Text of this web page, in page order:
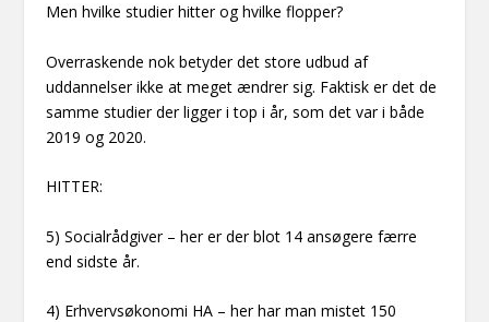
Men hvilke studier hitter og hvilke flopper?
Overraskende nok betyder det store udbud af
uddannelser ikke at meget ændrer sig. Faktisk er det de
samme studier der ligger i top i år, som det var i både
2019 og 2020.
HITTER:
5) Socialrådgiver – her er der blot 14 ansøgere færre
end sidste år.
4) Erhvervsøkonomi HA – her har man mistet 150